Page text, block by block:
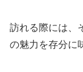
訪れる際には、
の魅力を存分に